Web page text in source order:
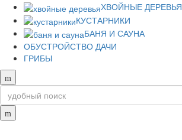
ХВОЙНЫЕ ДЕРЕВЬЯ
КУСТАРНИКИ
БАНЯ И САУНА
ОБУСТРОЙСТВО ДАЧИ
ГРИБЫ